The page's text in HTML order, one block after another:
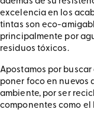
excelencia en los
tintas son eco-
principalmente por
residuos tóxicos.
Apostamos por
poner foco en nuevos
ambiente, por ser
componentes como el